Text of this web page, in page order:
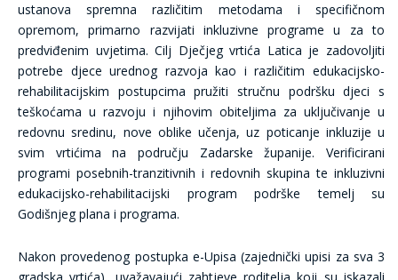
ustanova spremna različitim metodama i specifičnom
opremom, primarno razvijati inkluzivne programe u za to
predviđenim uvjetima. Cilj Dječjeg vrtića Latica je zadovoljiti
potrebe djece urednog razvoja kao i različitim edukacijsko-
rehabilitacijskim postupcima pružiti stručnu podršku djeci s
teškoćama u razvoju i njihovim obiteljima za uključivanje u
redovnu sredinu, nove oblike učenja, uz poticanje inkluzije u
svim vrtićima na području Zadarske županije. Verificirani
programi posebnih-tranzitivnih i redovnih skupina te inkluzivni
edukacijsko-rehabilitacijski program podrške temelj su
Godišnjeg plana i programa.
Nakon provedenog postupka e-Upisa (zajednički upisi za sva 3